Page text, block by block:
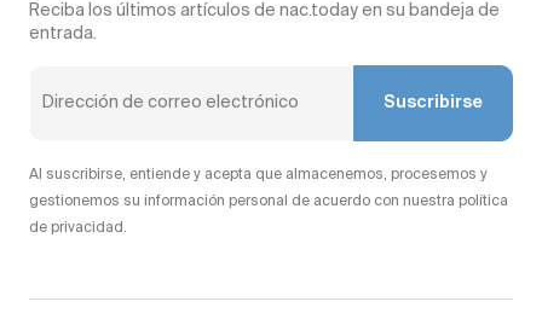
Reciba los últimos artículos de nac.today en su bandeja de
entrada.
Suscribirse
Al suscribirse, entiende y acepta que almacenemos, procesemos y
gestionemos su información personal de acuerdo con nuestra política
de privacidad.